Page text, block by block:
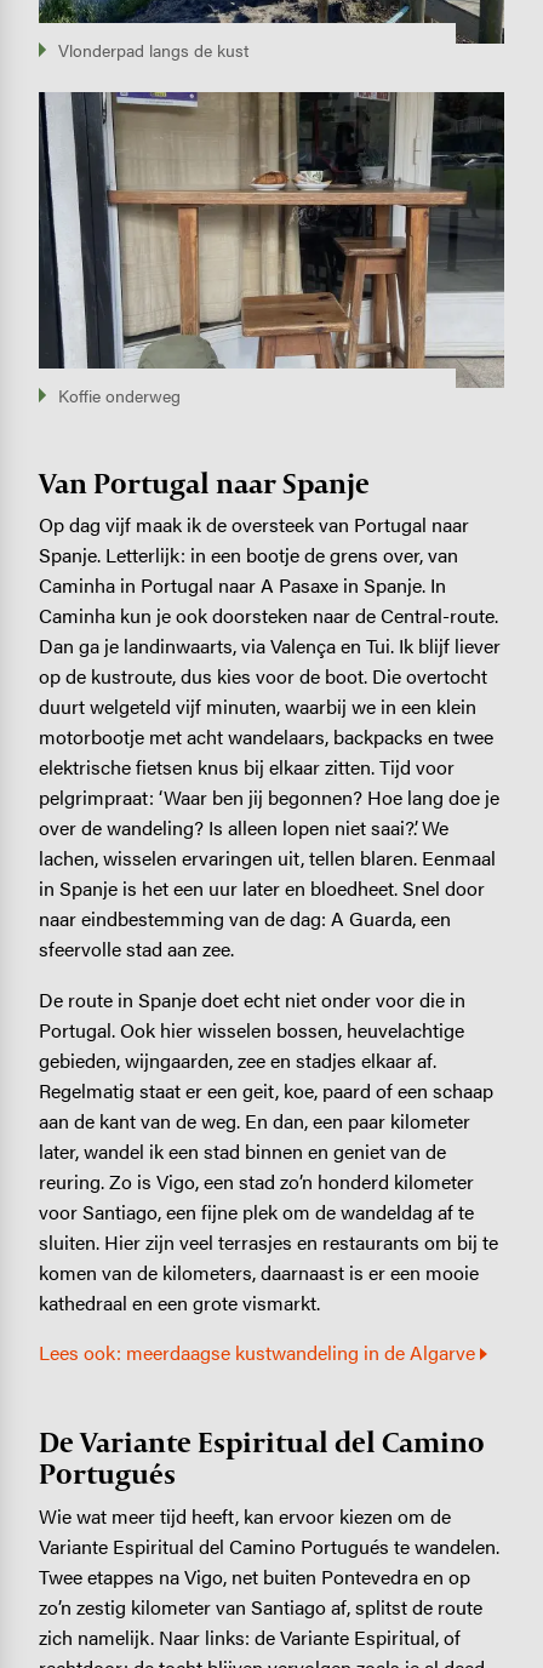
Vlonderpad langs de kust
Image
Koffie onderweg
Van Portugal naar Spanje
Op dag vijf maak ik de oversteek van Portugal naar
Spanje. Letterlijk: in een bootje de grens over, van
Caminha in Portugal naar A Pasaxe in Spanje. In
Caminha kun je ook doorsteken naar de Central-route.
Dan ga je landinwaarts, via Valença en Tui. Ik blijf liever
op de kustroute, dus kies voor de boot. Die overtocht
duurt welgeteld vijf minuten, waarbij we in een klein
motorbootje met acht wandelaars, backpacks en twee
elektrische fietsen knus bij elkaar zitten. Tijd voor
pelgrimpraat: ‘Waar ben jij begonnen? Hoe lang doe je
over de wandeling? Is alleen lopen niet saai?’. We
lachen, wisselen ervaringen uit, tellen blaren. Eenmaal
in Spanje is het een uur later en bloedheet. Snel door
naar eindbestemming van de dag: A Guarda, een
sfeervolle stad aan zee.
De route in Spanje doet echt niet onder voor die in
Portugal. Ook hier wisselen bossen, heuvelachtige
gebieden, wijngaarden, zee en stadjes elkaar af.
Regelmatig staat er een geit, koe, paard of een schaap
aan de kant van de weg. En dan, een paar kilometer
later, wandel ik een stad binnen en geniet van de
reuring. Zo is Vigo, een stad zo’n honderd kilometer
voor Santiago, een fijne plek om de wandeldag af te
sluiten. Hier zijn veel terrasjes en restaurants om bij te
komen van de kilometers, daarnaast is er een mooie
kathedraal en een grote vismarkt.
Lees ook: meerdaagse kustwandeling in de Algarve
De Variante Espiritual del Camino
Portugués
Wie wat meer tijd heeft, kan ervoor kiezen om de
Variante Espiritual del Camino Portugués te wandelen.
Twee etappes na Vigo, net buiten Pontevedra en op
zo’n zestig kilometer van Santiago af, splitst de route
zich namelijk. Naar links: de Variante Espiritual, of